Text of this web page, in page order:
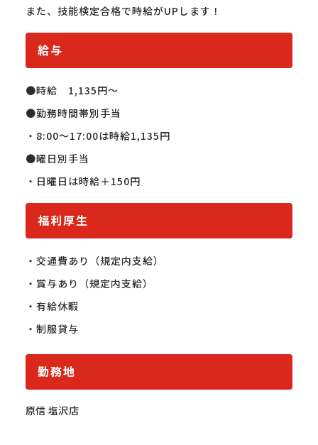
また、技能検定合格で時給がUPします！
給与
●時給　1,135円〜
●勤務時間帯別手当
・8:00〜17:00は時給1,135円
●曜日別手当
・日曜日は時給＋150円
福利厚生
・交通費あり（規定内支給）
・賞与あり（規定内支給）
・有給休暇
・制服貸与
勤務地
原信 塩沢店